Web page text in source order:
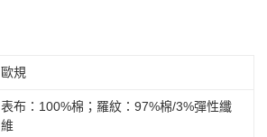
歐規
表布：100%棉；羅紋：97%棉/3%彈性纖
維